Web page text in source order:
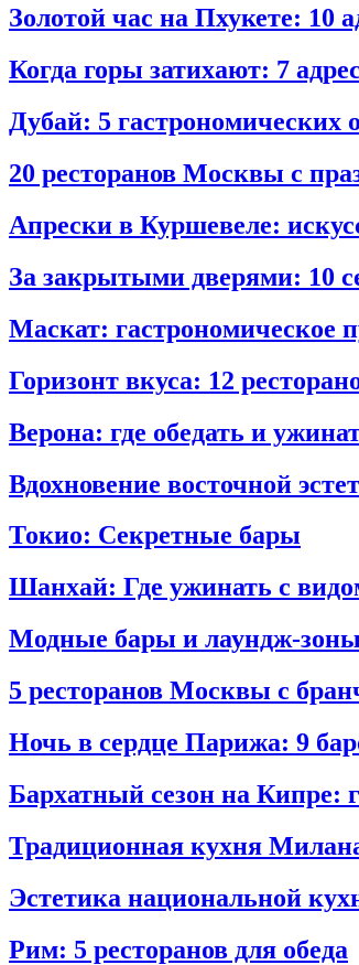
Золотой час на Пхукете: 10
Когда горы затихают: 7
Дубай: 5 гастрономических
20 ресторанов Москвы с
Апрески в Куршевеле:
За закрытыми дверями: 10
Маскат: гастрономическое
Горизонт вкуса: 12
Верона: где обедать и
Вдохновение восточной
Токио: Секретные бары
Шанхай: Где ужинать с
Модные бары и
5 ресторанов Москвы с
Ночь в сердце Парижа: 9
Бархатный сезон на Кипре:
Традиционная кухня
Эстетика национальной
Рим: 5 ресторанов для обеда